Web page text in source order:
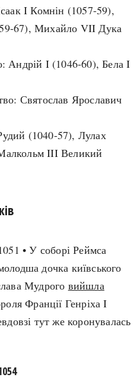
Хронологія
Античні часи
Високе Середньовіччя
Нова історія
Наш час
Автори
done
I Комнін (1057-59),
67), Михайло VII Дука
Андрій I (1046-60), Бела I
Святослав Ярославич
(1040-57), Лулах
III Великий
• У соборі Реймса
дочка київського
Мудрого вийшла
Франції Генріха I
тут же коронувалась